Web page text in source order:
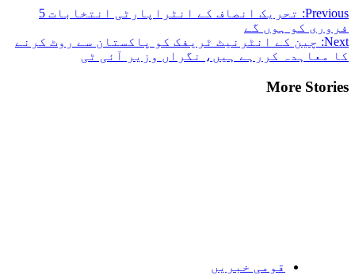
Post
navigation
Previous:
تحریک انصاف کے انٹراپارٹی انتخابات 5
فروری کو ہوں گے
Next: چین کے انٹرنیٹ ٹریفک کو پاکستان سے روٹ کرنے
کا معاہدہ کررہے ہیں، نگراں وزیر آئی ٹی
More Stories
قومی خبریں